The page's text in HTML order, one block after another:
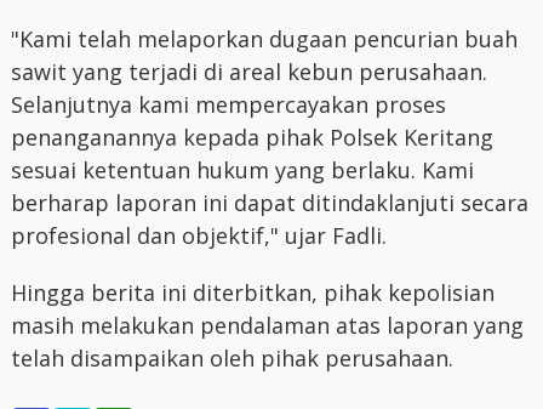
"Kami telah melaporkan dugaan pencurian buah
sawit yang terjadi di areal kebun perusahaan.
Selanjutnya kami mempercayakan proses
penanganannya kepada pihak Polsek Keritang
sesuai ketentuan hukum yang berlaku. Kami
berharap laporan ini dapat ditindaklanjuti secara
profesional dan objektif," ujar Fadli.
Hingga berita ini diterbitkan, pihak kepolisian
masih melakukan pendalaman atas laporan yang
telah disampaikan oleh pihak perusahaan.